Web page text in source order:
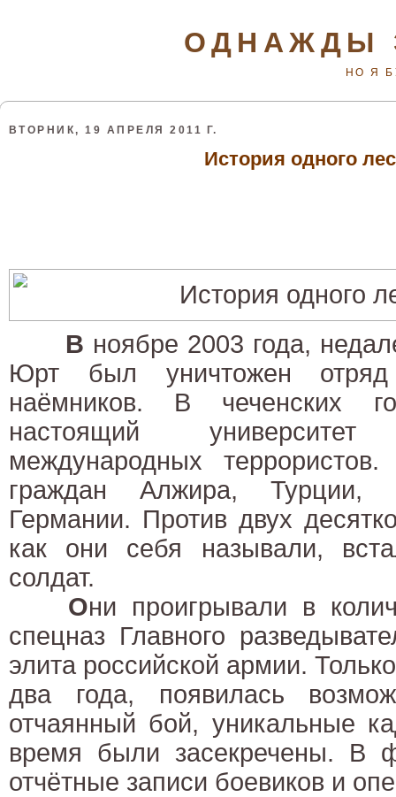
ОДНАЖДЫ
НО Я
ВТОРНИК, 19 АПРЕЛЯ 2011 Г.
История одного
В ноябре 2003 года,
Юрт был уничтожен отряд
наёмников. В чеченских
настоящий
международных
граждан Алжира,
Германии. Против двух
как они себя называли,
солдат.
Они проигрывали в
спецназ Главного
элита российской армии.
два года, появилась
отчаянный бой, уникальные
время были засекречены. В
отчётные записи боевиков и